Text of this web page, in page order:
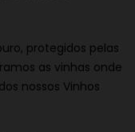
protegidos pelas
as vinhas onde
nossos Vinhos